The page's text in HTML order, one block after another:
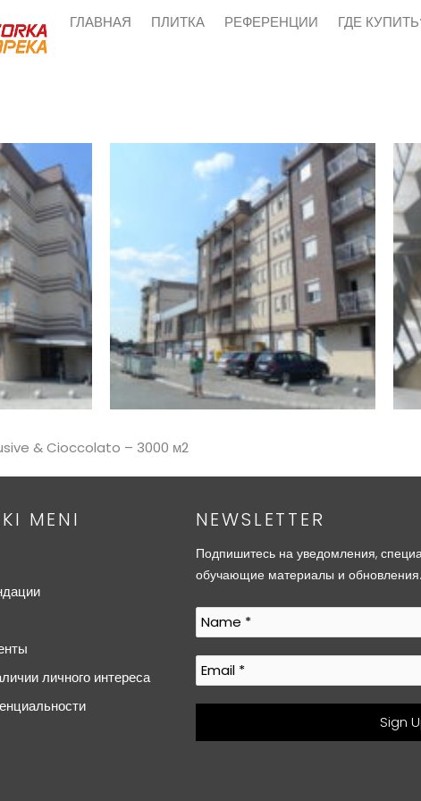
ГЛАВНАЯ ПЛИТКА РЕФЕРЕНЦИИ ГДЕ
& Cioccolato – 3000 м2
MENI
личного интереса
NEWSLETTER
Подпишитесь на уведомления,
обучающие материалы и обновления.